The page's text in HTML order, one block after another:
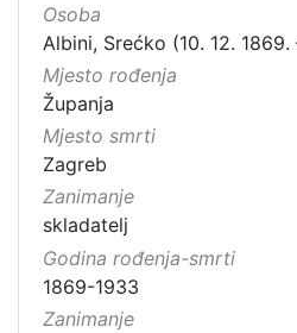
Osoba
Albini, Srećko (10. 12. 1869.
Mjesto rođenja
Županja
Mjesto smrti
Zagreb
Zanimanje
skladatelj
Godina rođenja-smrti
1869-1933
Zanimanje